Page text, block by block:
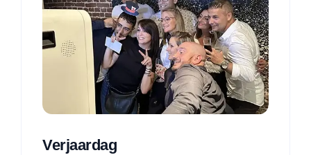
Verjaardag